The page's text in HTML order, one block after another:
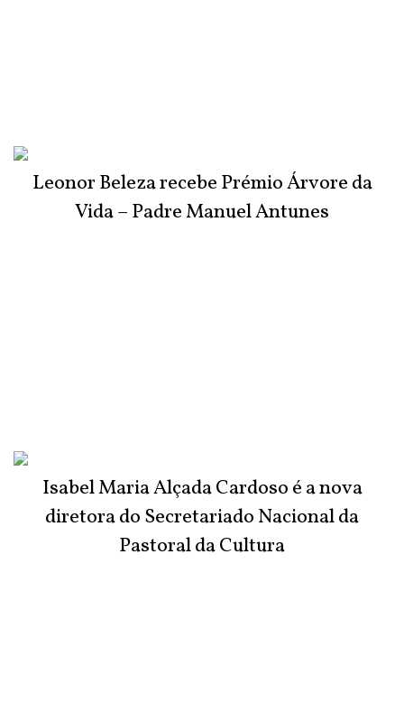
Leonor Beleza recebe Prémio Árvore da
Vida – Padre Manuel Antunes
Isabel Maria Alçada Cardoso é a nova
diretora do Secretariado Nacional da
Pastoral da Cultura